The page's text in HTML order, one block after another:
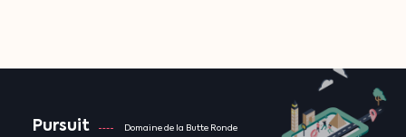
Pursuit Domaine de la Butte Ronde